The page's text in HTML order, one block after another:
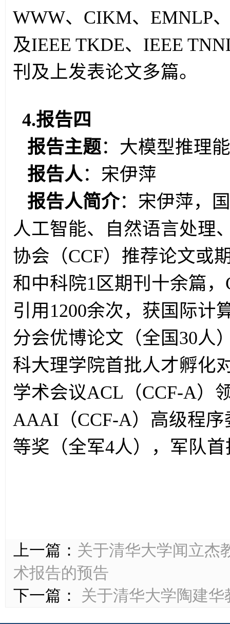
WWW、 CIKM、 EMNLP
及IEEE TKDE、 IEEE
刊及上发表论文多篇。
4.报告四
报告主题： 大模型推理
报告人： 宋伊萍
报告人简介：宋伊萍，
人工智能、自然语言处理
协会（CCF）推荐论文或
和中科院1 区期刊十余篇，
引用 1200余次，获国际计
分会优博论文（全国30人
科大理学院首批人才孵化
学术会议ACL （CCF-A）
AAAI （CCF-A）高级程
等奖（全军4人），军队
上一篇： 关于清华大学闻立杰
术报告的预告
下一篇：
关于清华大学陶建